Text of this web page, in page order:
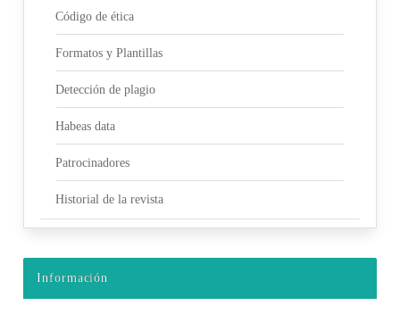
Código de ética
Formatos y Plantillas
Detección de plagio
Habeas data
Patrocinadores
Historial de la revista
Información